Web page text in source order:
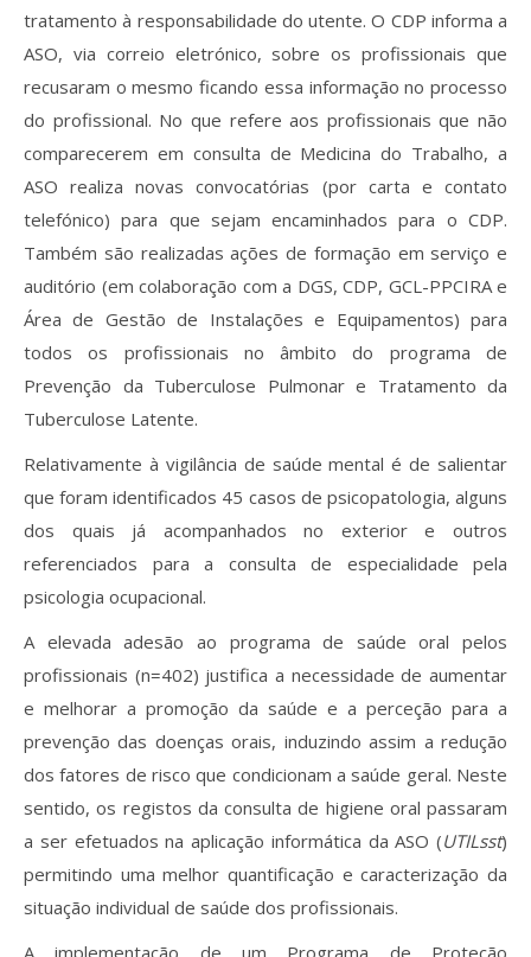
tratamento à responsabilidade do utente. O CDP informa a
ASO, via correio eletrónico, sobre os profissionais que
recusaram o mesmo ficando essa informação no processo
do profissional. No que refere aos profissionais que não
comparecerem em consulta de Medicina do Trabalho, a
ASO realiza novas convocatórias (por carta e contato
telefónico) para que sejam encaminhados para o CDP.
Também são realizadas ações de formação em serviço e
auditório (em colaboração com a DGS, CDP, GCL-PPCIRA e
Área de Gestão de Instalações e Equipamentos) para
todos os profissionais no âmbito do programa de
Prevenção da Tuberculose Pulmonar e Tratamento da
Tuberculose Latente.
Relativamente à vigilância de saúde mental é de salientar
que foram identificados 45 casos de psicopatologia, alguns
dos quais já acompanhados no exterior e outros
referenciados para a consulta de especialidade pela
psicologia ocupacional.
A elevada adesão ao programa de saúde oral pelos
profissionais (n=402) justifica a necessidade de aumentar
e melhorar a promoção da saúde e a perceção para a
prevenção das doenças orais, induzindo assim a redução
dos fatores de risco que condicionam a saúde geral. Neste
sentido, os registos da consulta de higiene oral passaram
a ser efetuados na aplicação informática da ASO (UTILsst)
permitindo uma melhor quantificação e caracterização da
situação individual de saúde dos profissionais.
A implementação de um Programa de Proteção